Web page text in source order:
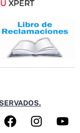
F
a
I
n
Y
o